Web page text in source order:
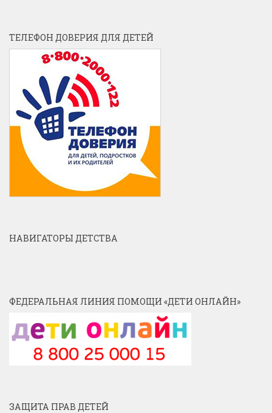
ТЕЛЕФОН ДОВЕРИЯ ДЛЯ ДЕТЕЙ
НАВИГАТОРЫ ДЕТСТВА
ФЕДЕРАЛЬНАЯ ЛИНИЯ ПОМОЩИ «ДЕТИ ОНЛАЙН»
ЗАЩИТА ПРАВ ДЕТЕЙ